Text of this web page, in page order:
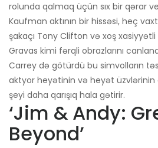
rolunda qalmaq üçün sıx bir qərar
Kaufman aktının bir hissəsi, heç
şakaçı Tony Clifton və xoş
Gravas kimi fərqli obrazlarını
Carrey də götürdü bu simvolların
aktyor heyətinin və heyət üzvlərinin
şeyi daha qarışıq hala gətirir.
‘Jim & Andy:
Beyond’